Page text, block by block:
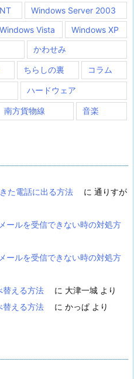
Windows Server 2003
Windows Vista
Windows XP
かわせみ
ちらしの裏 コラム
ハードウェア
南方貨物線 音楽
た電話に出る方法 に 通りすが
ールを受信できない時の対処方
ールを受信できない時の対処方
替える方法
に 大津一城 より
替える方法
に かっぱ より